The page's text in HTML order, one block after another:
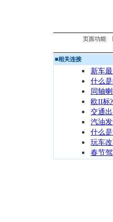
页面功能
■相关连接
新车
什么
同轴
欧II标
交通
汽油
什么
玩车
春节